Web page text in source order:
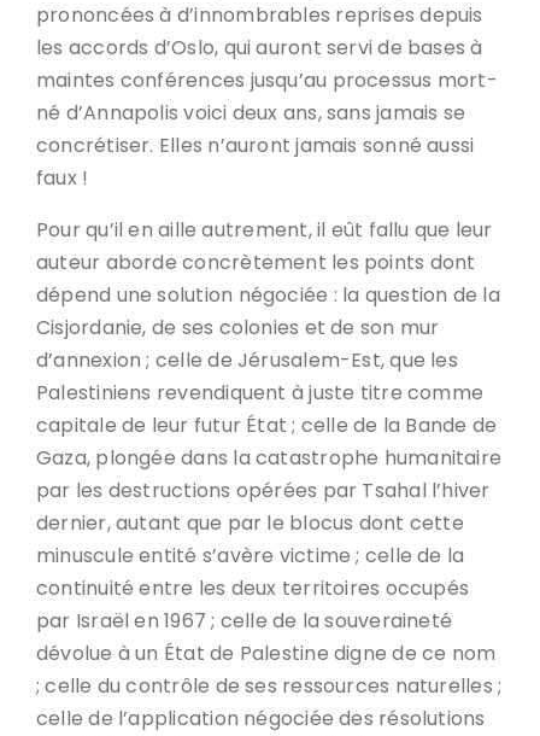
prononcées à d’innombrables reprises depuis
les accords d’Oslo, qui auront servi de bases à
maintes conférences jusqu’au processus mort-
né d’Annapolis voici deux ans, sans jamais se
concrétiser. Elles n’auront jamais sonné aussi
faux !
Pour qu’il en aille autrement, il eût fallu que leur
auteur aborde concrètement les points dont
dépend une solution négociée : la question de la
Cisjordanie, de ses colonies et de son mur
d’annexion ; celle de Jérusalem-Est, que les
Palestiniens revendiquent à juste titre comme
capitale de leur futur État ; celle de la Bande de
Gaza, plongée dans la catastrophe humanitaire
par les destructions opérées par Tsahal l’hiver
dernier, autant que par le blocus dont cette
minuscule entité s’avère victime ; celle de la
continuité entre les deux territoires occupés
par Israël en 1967 ; celle de la souveraineté
dévolue à un État de Palestine digne de ce nom
; celle du contrôle de ses ressources naturelles ;
celle de l’application négociée des résolutions